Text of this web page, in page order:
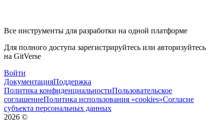
Все инструменты для разработки на одной платформе
Для полного доступа зарегистрируйтесь или авторизуйтесь
на GitVerse
Войти
ДокументацияПоддержка
Политика конфиденциальностиПользовательское
соглашениеПолитика использования «cookies»Согласие
субъекта персональных данных
2026 ©